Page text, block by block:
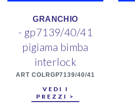
GRANCHIO
- gp7139/40/41
pigiama bimba
interlock
ART COLRGP7139/40/41
VEDI I
PREZZI >